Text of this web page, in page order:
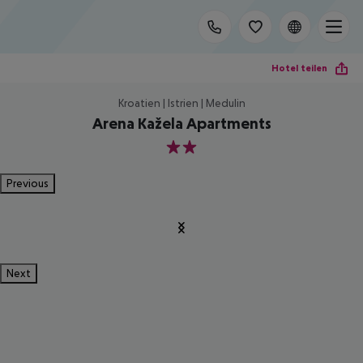
Hotel teilen
Kroatien | Istrien | Medulin
Arena Kažela Apartments
2
Previous
Next